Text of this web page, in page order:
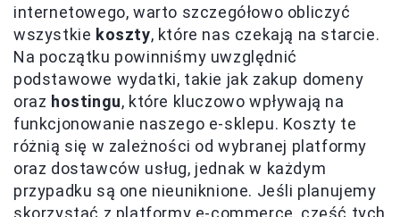
internetowego, warto szczegółowo obliczyć
wszystkie koszty, które nas czekają na starcie.
Na początku powinniśmy uwzględnić
podstawowe wydatki, takie jak zakup domeny
oraz hostingu, które kluczowo wpływają na
funkcjonowanie naszego e-sklepu. Koszty te
różnią się w zależności od wybranej platformy
oraz dostawców usług, jednak w każdym
przypadku są one nieuniknione. Jeśli planujemy
skorzystać z platformy e-commerce, część tych